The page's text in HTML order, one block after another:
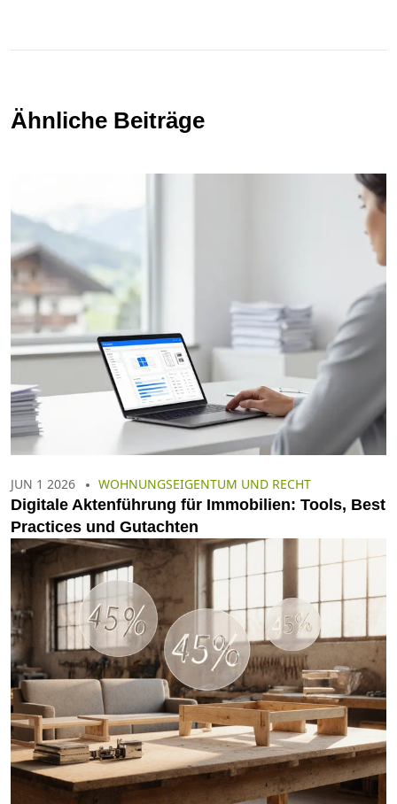
Ähnliche Beiträge
JUN 1 2026 WOHNUNGSEIGENTUM UND RECHT
Digitale Aktenführung für Immobilien: Tools, Best
Practices und Gutachten